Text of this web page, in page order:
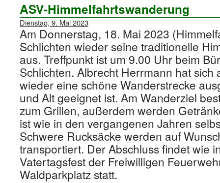
ASV-Himmelfahrtswanderung
Dienstag, 9. Mai 2023
Am Donnerstag, 18. Mai 2023
Schlichten wieder seine traditionelle
aus. Treffpunkt ist um 9.00 Uhr beim
Schlichten. Albrecht Herrmann hat sich
wieder eine schöne Wanderstrecke
und Alt geeignet ist. Am Wanderziel
zum Grillen, außerdem werden
ist wie in den vergangenen Jahren
Schwere Rucksäcke werden auf
transportiert. Der Abschluss findet wie
Vatertagsfest der Freiwilligen
Waldparkplatz statt.